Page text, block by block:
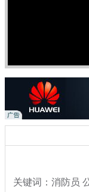
关键词：消防员